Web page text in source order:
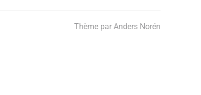
Thème par Anders Norén